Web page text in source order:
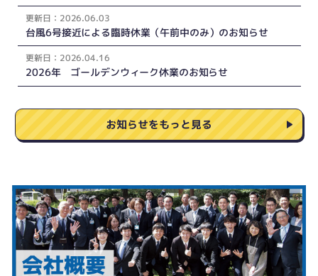
更新日： 2026.06.03
台風6号接近による臨時休業（午前中のみ）のお知らせ
更新日： 2026.04.16
2026年 ゴールデンウィーク休業のお知らせ
お知らせをもっと見る